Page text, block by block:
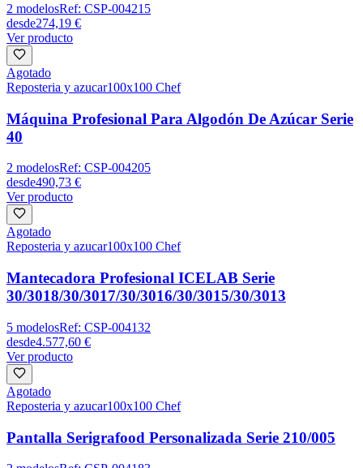
2 modelosRef: CSP-004215
desde274,19 €
Ver producto
Agotado
Reposteria y azucar100x100 Chef
Máquina Profesional Para Algodón De Azúcar Serie
40
2 modelosRef: CSP-004205
desde490,73 €
Ver producto
Agotado
Reposteria y azucar100x100 Chef
Mantecadora Profesional ICELAB Serie
30/3018/30/3017/30/3016/30/3015/30/3013
5 modelosRef: CSP-004132
desde4.577,60 €
Ver producto
Agotado
Reposteria y azucar100x100 Chef
Pantalla Serigrafood Personalizada Serie 210/005